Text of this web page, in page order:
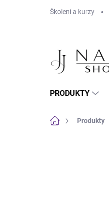
Školení a kurzy
PRODUKTY
Domů Produkty